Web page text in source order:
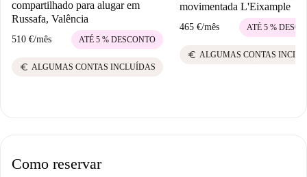
compartilhado para alugar em
Russafa, Valência
510 €/mês ATÉ 5 % DESCONTO
euro ALGUMAS CONTAS INCLUÍDAS
movimentada L'Eixample
465 €/mês ATÉ 5 %
euro ALGUMAS CONTAS
Como reservar